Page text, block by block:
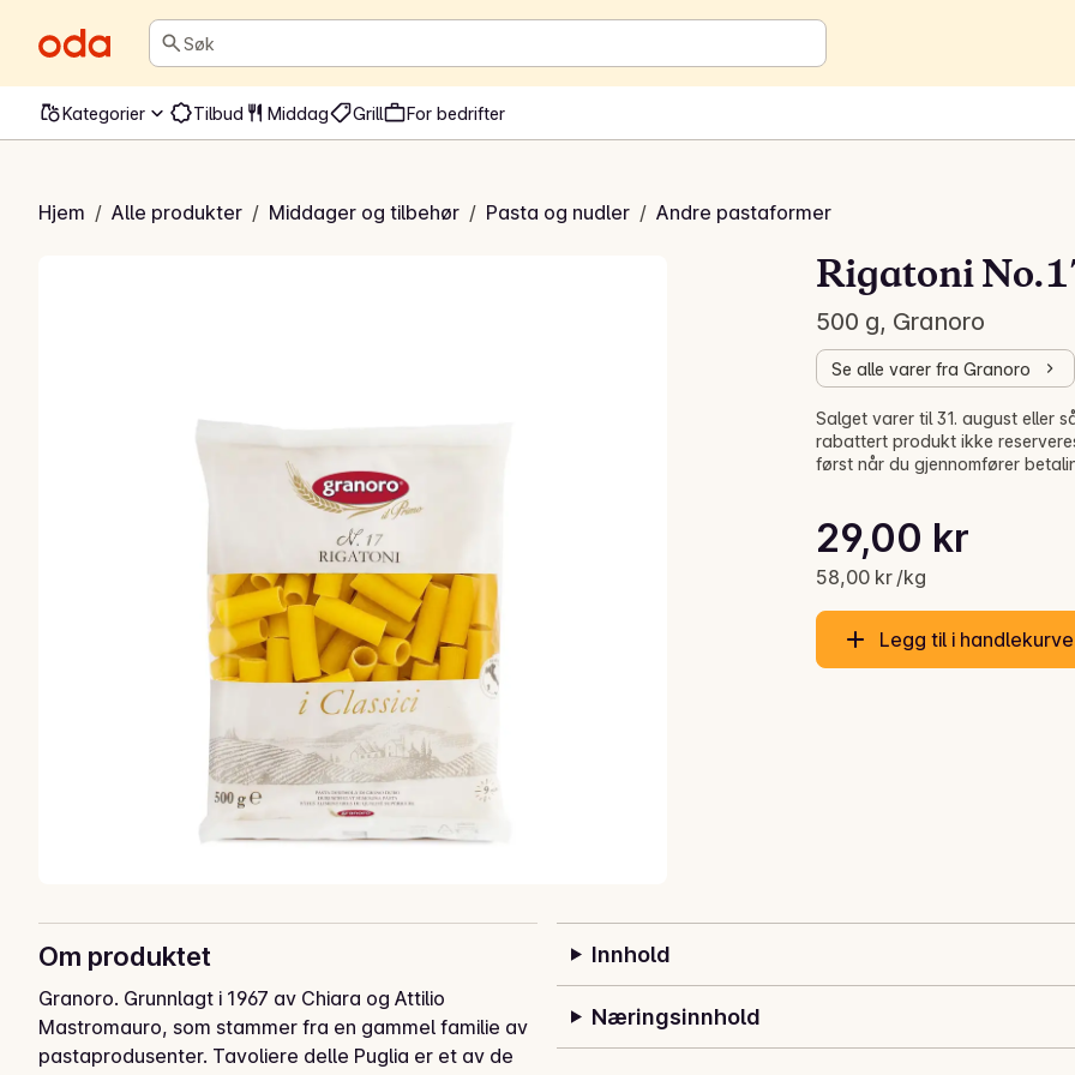
Søk
Kategorier Tilbud Middag Grill For bedrifter
Hjem / Alle produkter / Middager og tilbehør / Pasta og nudler / Andre pastaformer
No.17
Rigatoni
500 g, Granoro
Se alle varer fra Granoro
Gjeldende pris er: 29,00 kr
29,00 kr
58,00 kr /kg
Stykkpris: 58,00 kr /kg
Salget varer til 31. august eller
rabattert produkt ikke
først når du gjennomfører
Legg til i
Om produktet
Granoro. Grunnlagt i 1967 av Chiara og Attilio
Mastromauro, som stammer fra en gammel familie av
pastaprodusenter. Tavoliere delle Puglia er et av de
Innhold
Næringsinnhold